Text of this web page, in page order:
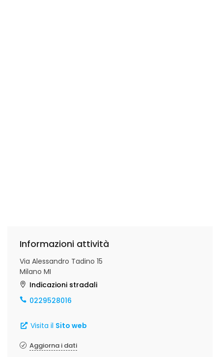
Informazioni attività
Via Alessandro Tadino 15
Milano MI
Indicazioni stradali
0229528016
Visita il Sito web
Aggiorna i dati